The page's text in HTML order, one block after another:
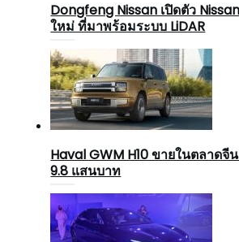
Dongfeng Nissan เปิดตัว
ใหม่ ที่มาพร้อมระบบ LiDAR
Haval GWM H10 ขายในตลาดจี
9.8 แสนบาท